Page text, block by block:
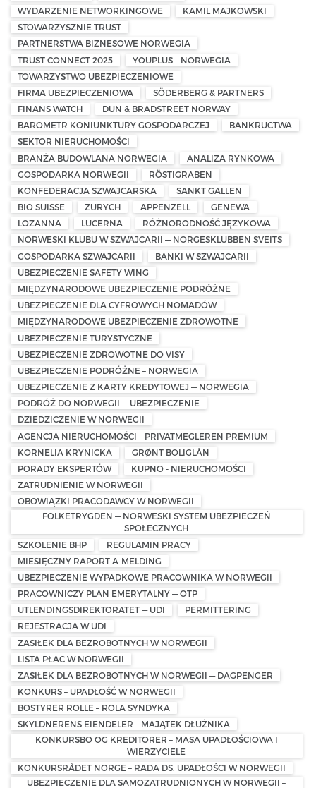
WYDARZENIE NETWORKINGOWE
KAMIL MAJKOWSKI
STOWARZYSZNIE TRUST
PARTNERSTWA BIZNESOWE NORWEGIA
TRUST CONNECT 2025
YOUPLUS – NORWEGIA
TOWARZYSTWO UBEZPIECZENIOWE
FIRMA UBEZPIECZENIOWA
SÖDERBERG & PARTNERS
FINANS WATCH
DUN & BRADSTREET NORWAY
BAROMETR KONIUNKTURY GOSPODARCZEJ
BANKRUCTWA
SEKTOR NIERUCHOMOŚCI
BRANŻA BUDOWLANA NORWEGIA
ANALIZA RYNKOWA
GOSPODARKA NORWEGII
RÖSTIGRABEN
KONFEDERACJA SZWAJCARSKA
SANKT GALLEN
BIO SUISSE
ZURYCH APPENZELL
GENEWA
LOZANNA
LUCERNA
RÓŻNORODNOŚĆ JĘZYKOWA
NORWESKI KLUBU W SZWAJCARII — NORGESKLUBBEN SVEITS
GOSPODARKA SZWAJCARII
BANKI W SZWAJCARII
UBEZPIECZENIE SAFETY WING
MIĘDZYNARODOWE UBEZPIECZENIE PODRÓŻNE
UBEZPIECZENIE DLA CYFROWYCH NOMADÓW
MIĘDZYNARODOWE UBEZPIECZENIE ZDROWOTNE
UBEZPIECZENIE TURYSTYCZNE
UBEZPIECZENIE ZDROWOTNE DO VISY
UBEZPIECZENIE PODRÓŻNE – NORWEGIA
UBEZPIECZENIE Z KARTY KREDYTOWEJ — NORWEGIA
PODRÓŻ DO NORWEGII — UBEZPIECZENIE
DZIEDZICZENIE W NORWEGII
AGENCJA NIERUCHOMOŚCI – PRIVATMEGLEREN PREMIUM
KORNELIA KRYNICKA
GRØNT BOLIGLÅN
PORADY EKSPERTÓW
KUPNO - NIERUCHOMOŚCI
ZATRUDNIENIE W NORWEGII
OBOWIĄZKI PRACODAWCY W NORWEGII
FOLKETRYGDEN — NORWESKI SYSTEM UBEZPIECZEŃ
SPOŁECZNYCH
SZKOLENIE BHP
REGULAMIN PRACY
MIESIĘCZNY RAPORT A-MELDING
UBEZPIECZENIE WYPADKOWE PRACOWNIKA W NORWEGII
PRACOWNICZY PLAN EMERYTALNY — OTP
UTLENDINGSDIREKTORATET — UDI
PERMITTERING
REJESTRACJA W UDI
ZASIŁEK DLA BEZROBOTNYCH W NORWEGII
LISTA PŁAC W NORWEGII
ZASIŁEK DLA BEZROBOTNYCH W NORWEGII — DAGPENGER
KONKURS – UPADŁOŚĆ W NORWEGII
BOSTYRER ROLLE – ROLA SYNDYKA
SKYLDNERENS EIENDELER – MAJĄTEK DŁUŻNIKA
KONKURSBO OG KREDITORER – MASA UPADŁOŚCIOWA I
WIERZYCIELE
KONKURSRÅDET NORGE – RADA DS. UPADŁOŚCI W NORWEGII
UBEZPIECZENIE DLA SAMOZATRUDNIONYCH W NORWEGII –